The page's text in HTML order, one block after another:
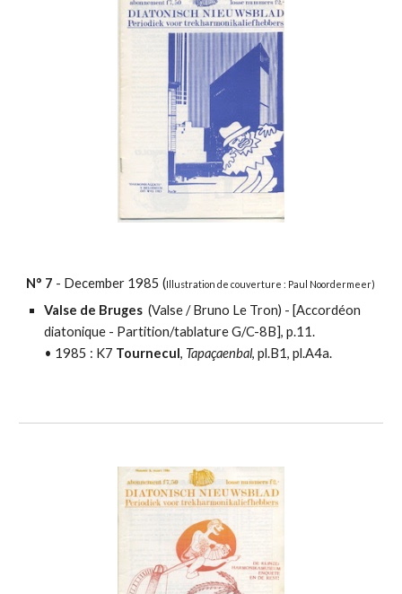
N° 7 - December 1985 (Illustration de couverture : Paul Noordermeer)
Valse de Bruges (Valse / Bruno Le Tron) - [Accordéon
diatonique - Partition/tablatureG/C-8B], p.11.
• 1985 : K7 Tournecul, Tapaçaenbal, pl.B1, pl.A4a.